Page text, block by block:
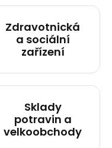
Zdravotnická
a sociální
zařízení
Sklady
potravin a
velkoobchody